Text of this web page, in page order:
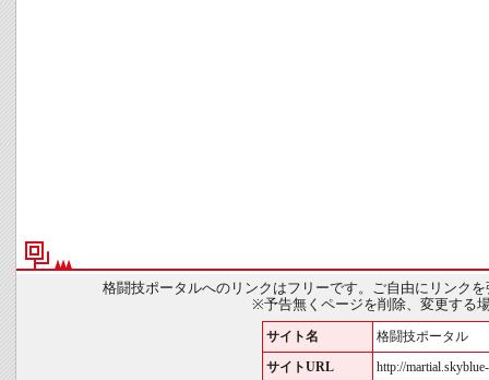
格闘技ポータルへのリンクはフリーです。ご自由にリンク
※予告無くページを削除、変更する
サイト名 格闘技ポータル
サイトURL http://